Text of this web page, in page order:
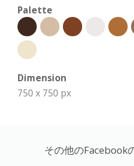
Palette
Dimension
750 x 750 px
その他のFacebook